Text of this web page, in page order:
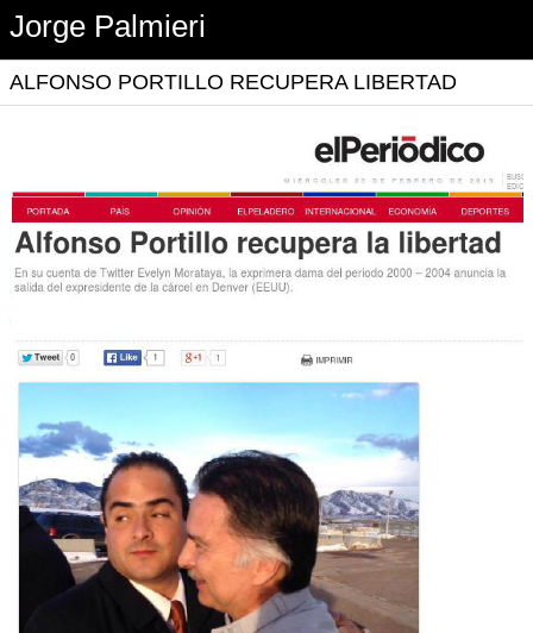
Jorge Palmieri
ALFONSO PORTILLO RECUPERA LIBERTAD